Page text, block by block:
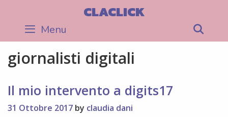
content
CLACLICK
Menu
giornalisti digitali
Il mio intervento a digits17
31 Ottobre 2017 by claudia dani